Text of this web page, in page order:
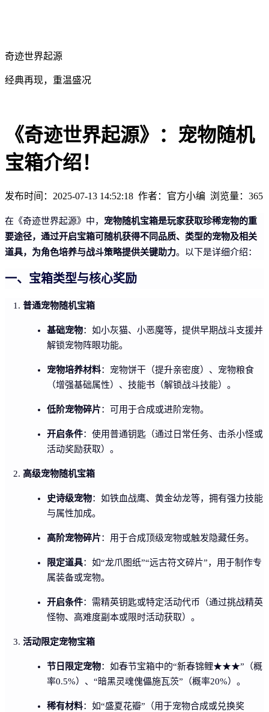
奇迹世界起源
经典再现，重温盛况
《奇迹世界起源》：宠物随机
宝箱介绍！
发布时间：2025-07-13 14:52:18 作者：官方小编 浏览量： 365
在《奇迹世界起源》中， 宠物随机宝箱是玩家获取珍稀宠物的重
要途径，通过开启宝箱可随机获得不同品质、类型的宠物及相关
道具，为角色培养与战斗策略提供关键助力。以下是详细介绍：
一、宝箱类型与核心奖励
普通宠物随机宝箱
基础宠物：如小灰猫、小恶魔等，提供早期战斗支援并
解锁宠物阵眼功能。
宠物培养材料：宠物饼干（提升亲密度）、宠物粮食
（增强基础属性）、技能书（解锁战斗技能）。
低阶宠物碎片：可用于合成或进阶宠物。
开启条件：使用普通钥匙（通过日常任务、击杀小怪或
活动奖励获取）。
高级宠物随机宝箱
史诗级宠物：如铁血战鹰、黄金幼龙等，拥有强力技能
与属性加成。
高阶宠物碎片：用于合成顶级宠物或触发隐藏任务。
限定道具：如“龙爪图纸”“远古符文碎片”，用于制作专
属装备或宠物。
开启条件：需精英钥匙或特定活动代币（通过挑战精英
怪物、高难度副本或限时活动获取）。
活动限定宠物宝箱
节日限定宠物：如春节宝箱中的“新春锦鲤★★★”（概
率0.5%）、“暗黑灵魂傀儡施瓦茨”（概率20%）。
稀有材料：如“盛夏花瓣”（用于宠物合成或兑换奖